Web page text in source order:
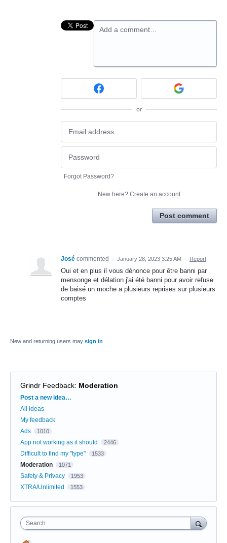
Add a comment…
or
Forgot Password?
New here? Create an account
Post comment
José commented · January 28, 2023 3:25 AM · Report
Oui et en plus il vous dénonce pour être banni par
mensonge et délation j'ai été banni pour avoir refuse
de baisé un moche a plusieurs reprises sur plusieurs
comptes
New and returning users may sign in
Grindr Feedback: Moderation
Categories
Post a new idea…
All ideas
My feedback
Ads
1010
App not working as it should 2446
Difficult to find my "type" 1533
Moderation 1071
Safety & Privacy 1953
XTRA/Unlimited 1553
Search